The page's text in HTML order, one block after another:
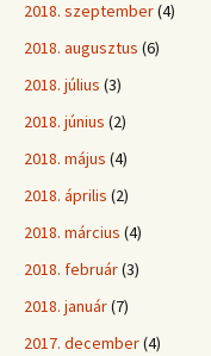
2018. szeptember(4)
2018. augusztus (6)
2018. július (3)
2018. június (2)
2018. május (4)
2018. április (2)
2018. március (4)
2018. február(3)
2018. január(7)
2017. december(4)